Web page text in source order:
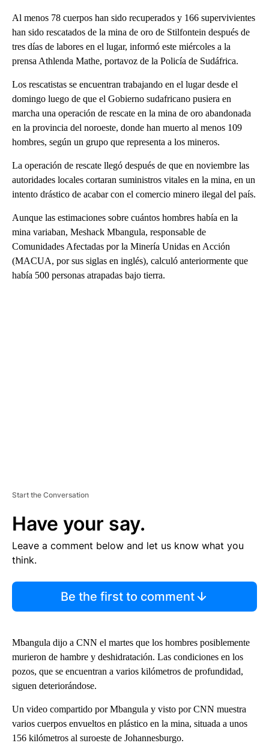
Al menos 78 cuerpos han sido recuperados y 166 supervivientes
han sido rescatados de la mina de oro de Stilfontein después de
tres días de labores en el lugar, informó este miércoles a la
prensa Athlenda Mathe, portavoz de la Policía de Sudáfrica.
Los rescatistas se encuentran trabajando en el lugar desde el
domingo luego de que el Gobierno sudafricano pusiera en
marcha una operación de rescate en la mina de oro abandonada
en la provincia del noroeste, donde han muerto al menos 109
hombres, según un grupo que representa a los mineros.
La operación de rescate llegó después de que en noviembre las
autoridades locales cortaran suministros vitales en la mina, en un
intento drástico de acabar con el comercio minero ilegal del país.
Aunque las estimaciones sobre cuántos hombres había en la
mina variaban, Meshack Mbangula, responsable de
Comunidades Afectadas por la Minería Unidas en Acción
(MACUA, por sus siglas en inglés), calculó anteriormente que
había 500 personas atrapadas bajo tierra.
Start the Conversation
Have your say.
Leave a comment below and let us know what you
think.
Be the first to comment
Mbangula dijo a CNN el martes que los hombres posiblemente
murieron de hambre y deshidratación. Las condiciones en los
pozos, que se encuentran a varios kilómetros de profundidad,
siguen deteriorándose.
Un video compartido por Mbangula y visto por CNN muestra
varios cuerpos envueltos en plástico en la mina, situada a unos
156 kilómetros al suroeste de Johannesburgo.